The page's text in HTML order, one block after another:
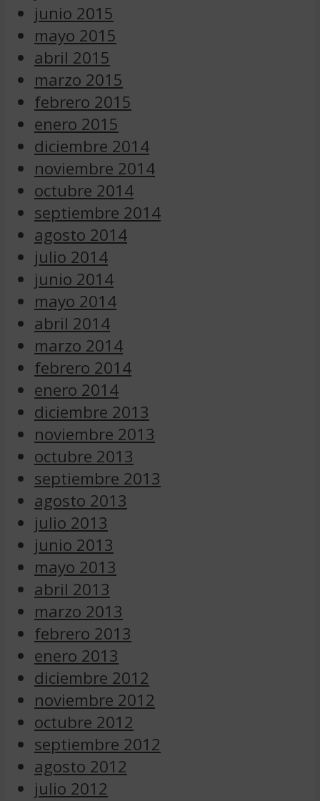
junio 2015
mayo 2015
abril 2015
marzo 2015
febrero 2015
enero 2015
diciembre 2014
noviembre 2014
octubre 2014
septiembre 2014
agosto 2014
julio 2014
junio 2014
mayo 2014
abril 2014
marzo 2014
febrero 2014
enero 2014
diciembre 2013
noviembre 2013
octubre 2013
septiembre 2013
agosto 2013
julio 2013
junio 2013
mayo 2013
abril 2013
marzo 2013
febrero 2013
enero 2013
diciembre 2012
noviembre 2012
octubre 2012
septiembre 2012
agosto 2012
julio 2012